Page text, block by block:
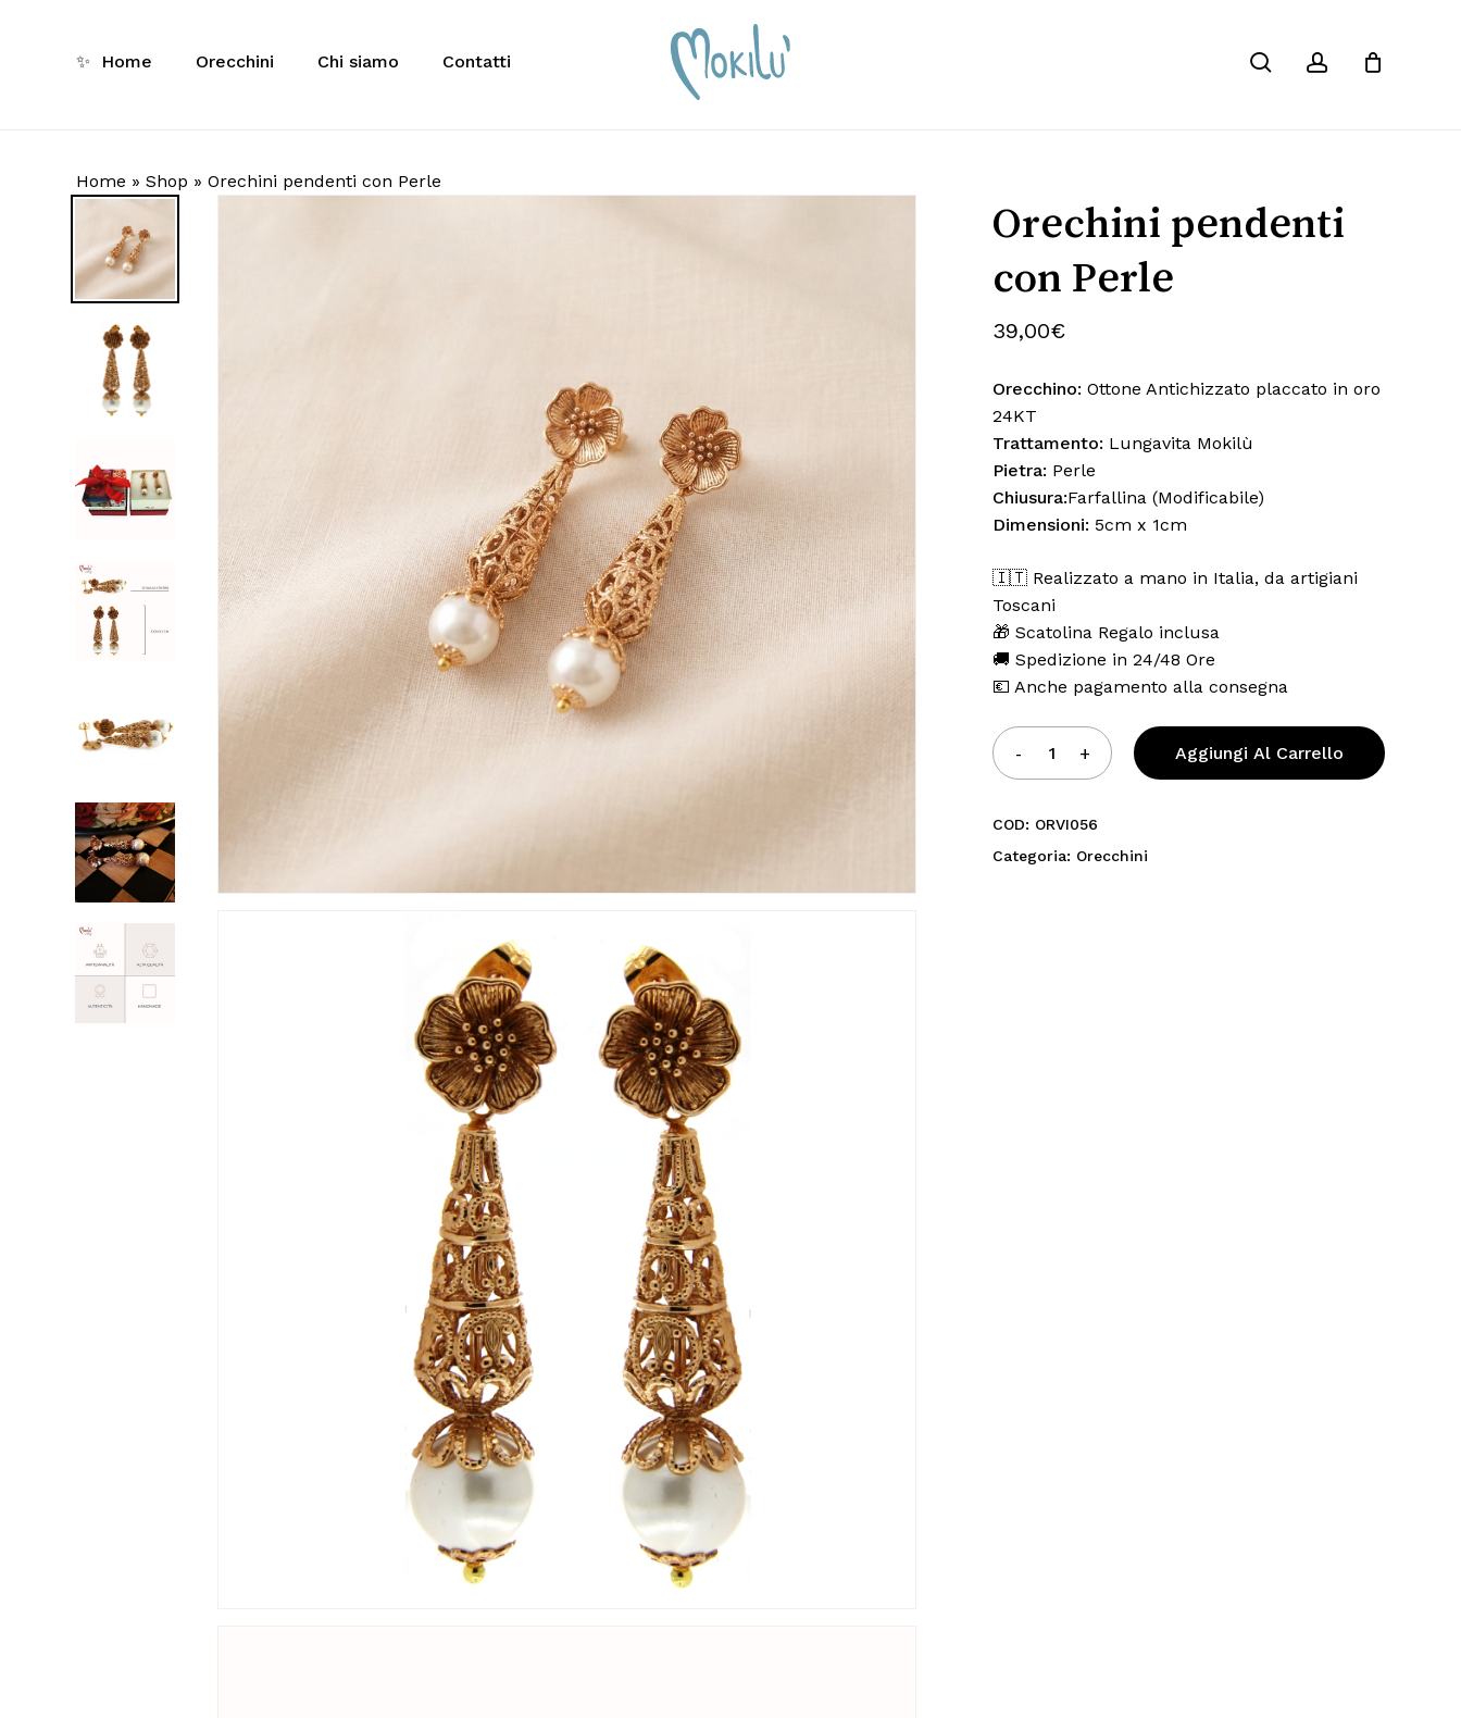
✨ Home Orecchini Chi siamo Contatti search account
Home » Shop » Orechini pendenti con Perle
Orechini pendenti
con Perle
39,00€
Orecchino: Ottone Antichizzato placcato in oro
24KT
Trattamento: Lungavita Mokilù
Pietra: Perle
Chiusura:Farfallina (Modificabile)
Dimensioni: 5cm x 1cm
🇮🇹 Realizzato a mano in Italia, da artigiani
Toscani
🎁 Scatolina Regalo inclusa
🚚 Spedizione in 24/48 Ore
💶 Anche pagamento alla consegna
Aggiungi Al Carrello
COD: ORVI056
Categoria: Orecchini